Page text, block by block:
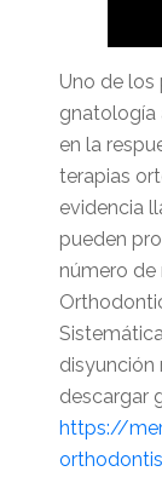
Uno de los
gnatología
en la
terapias
evidencia
pueden
número
disyunción
descargar
https://